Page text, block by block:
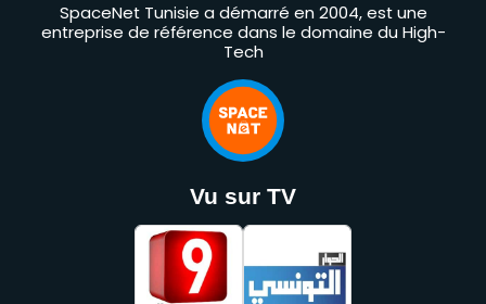
SpaceNet Tunisie a démarré en 2004, est une
entreprise de référence dans le domaine du High-
Tech
Vu sur TV